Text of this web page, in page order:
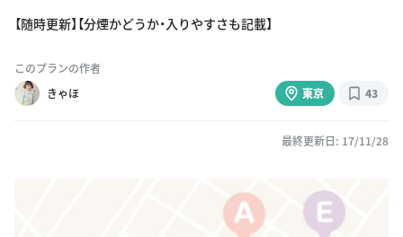
【随時更新】【分煙かどうか・入りやすさも記載】
このプランの作者
きゃほ
東京 43
最終更新日: 17/11/28